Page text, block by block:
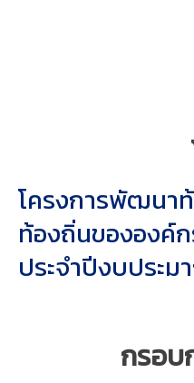
โครงการพัฒนา
ท้องถิ่นขององค์
ประจำปีงบประ
กรอบ